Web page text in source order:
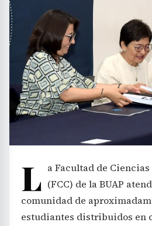
L a Facultad de
(FCC) de la BUAP
comunidad de
estudiantes distribuidos en